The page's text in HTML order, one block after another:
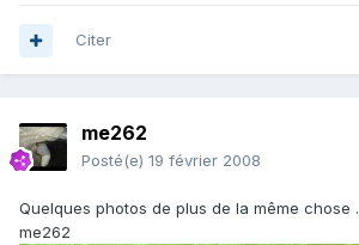
Citer
me262
Posté(e) 19 février 2008
Quelques photos de plus de la même chose .
me262